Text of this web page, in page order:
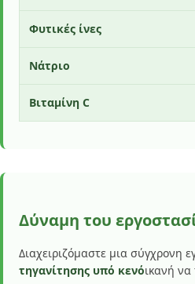
Φυτικές ίνες
Νάτριο
Βιταμίνη C
Δύναμη του
Διαχειριζόμαστε μια σύγχρονη
τηγανίτησης υπό κενόικανή να